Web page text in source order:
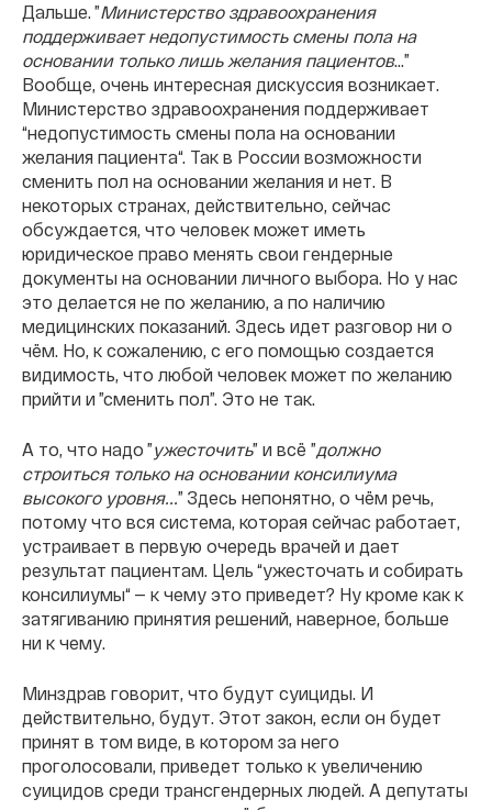
Дальше. ”Министерство здравоохранения
поддерживает недопустимость смены пола на
основании только лишь желания пациентов…”
Вообще, очень интересная дискуссия возникает.
Министерство здравоохранения поддерживает
“недопустимость смены пола на основании
желания пациента“. Так в России возможности
сменить пол на основании желания и нет. В
некоторых странах, действительно, сейчас
обсуждается, что человек может иметь
юридическое право менять свои гендерные
документы на основании личного выбора. Но у нас
это делается не по желанию, а по наличию
медицинских показаний. Здесь идет разговор ни о
чём. Но, к сожалению, с его помощью создается
видимость, что любой человек может по желанию
прийти и ”сменить пол”. Это не так.
А то, что надо ”ужесточить” и всё ”должно
строиться только на основании консилиума
высокого уровня...” Здесь непонятно, о чём речь,
потому что вся система, которая сейчас работает,
устраивает в первую очередь врачей и дает
результат пациентам. Цель “ужесточать и собирать
консилиумы“ — к чему это приведет? Ну кроме как к
затягиванию принятия решений, наверное, больше
ни к чему.
Минздрав говорит, что будут суициды. И
действительно, будут. Этот закон, если он будет
принят в том виде, в котором за него
проголосовали, приведет только к увеличению
суицидов среди трансгендерных людей. А депутаты